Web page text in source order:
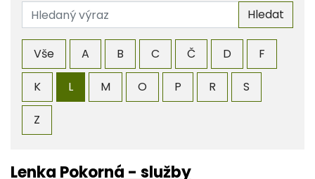
Název Hledat
Vše A B C Č D F
K L M O P R S
Z
Lenka Pokorná - služby